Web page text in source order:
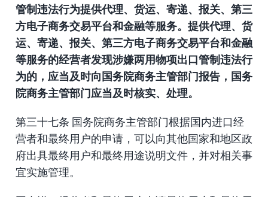
管制违法行为提供代理、货运、寄递、报关、第三
方电子商务交易平台和金融等服务。提供代理、货
运、寄递、报关、第三方电子商务交易平台和金融
等服务的经营者发现涉嫌两用物项出口管制违法行
为的，应当及时向国务院商务主管部门报告，国务
院商务主管部门应当及时核实、处理。
第三十七条 国务院商务主管部门根据国内进口经
营者和最终用户的申请，可以向其他国家和地区政
府出具最终用户和最终用途说明文件，并对相关事
宜实施管理。